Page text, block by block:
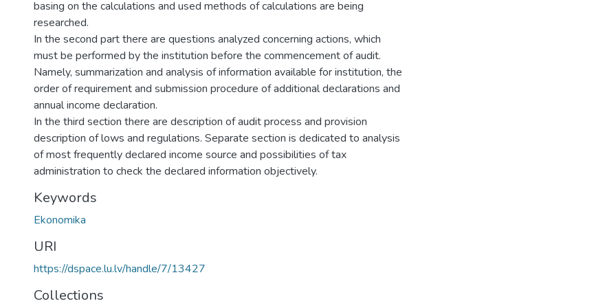
basing on the calculations and used methods of calculations are being
researched.
In the second part there are questions analyzed concerning actions, which
must be performed by the institution before the commencement of audit.
Namely, summarization and analysis of information available for institution, the
order of requirement and submission procedure of additional declarations and
annual income declaration.
In the third section there are description of audit process and provision
description of lows and regulations. Separate section is dedicated to analysis
of most frequently declared income source and possibilities of tax
administration to check the declared information objectively.
Keywords
Ekonomika
URI
https://dspace.lu.lv/handle/7/13427
Collections